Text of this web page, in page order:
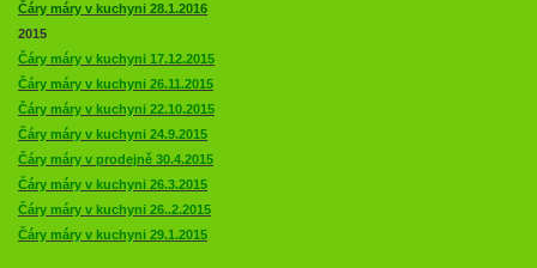
Čáry máry v kuchyni 28.1.2016
2015
Čáry máry v kuchyni 17.12.2015
Čáry máry v kuchyni 26.11.2015
Čáry máry v kuchyni 22.10.2015
Čáry máry v kuchyni 24.9.2015
Čáry máry v prodejně 30.4.2015
Čáry máry v kuchyni 26.3.2015
Čáry máry v kuchyni 26..2.2015
Čáry máry v kuchyni 29.1.2015